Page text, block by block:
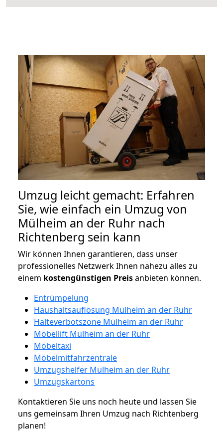
Umzug leicht gemacht: Erfahren
Sie, wie einfach ein Umzug von
Mülheim an der Ruhr nach
Richtenberg sein kann
Wir können Ihnen garantieren, dass unser
professionelles Netzwerk Ihnen nahezu alles zu
einem kostengünstigen Preisanbieten können.
Entrümpelung
Haushaltsauflösung Mülheim an der Ruhr
Halteverbotszone Mülheim an der Ruhr
Möbellift Mülheim an der Ruhr
Möbeltaxi
Möbelmitfahrzentrale
Umzugshelfer Mülheim an der Ruhr
Umzugskartons
Kontaktieren Sie uns noch heute und lassen Sie
uns gemeinsam Ihren Umzug nach Richtenberg
planen!